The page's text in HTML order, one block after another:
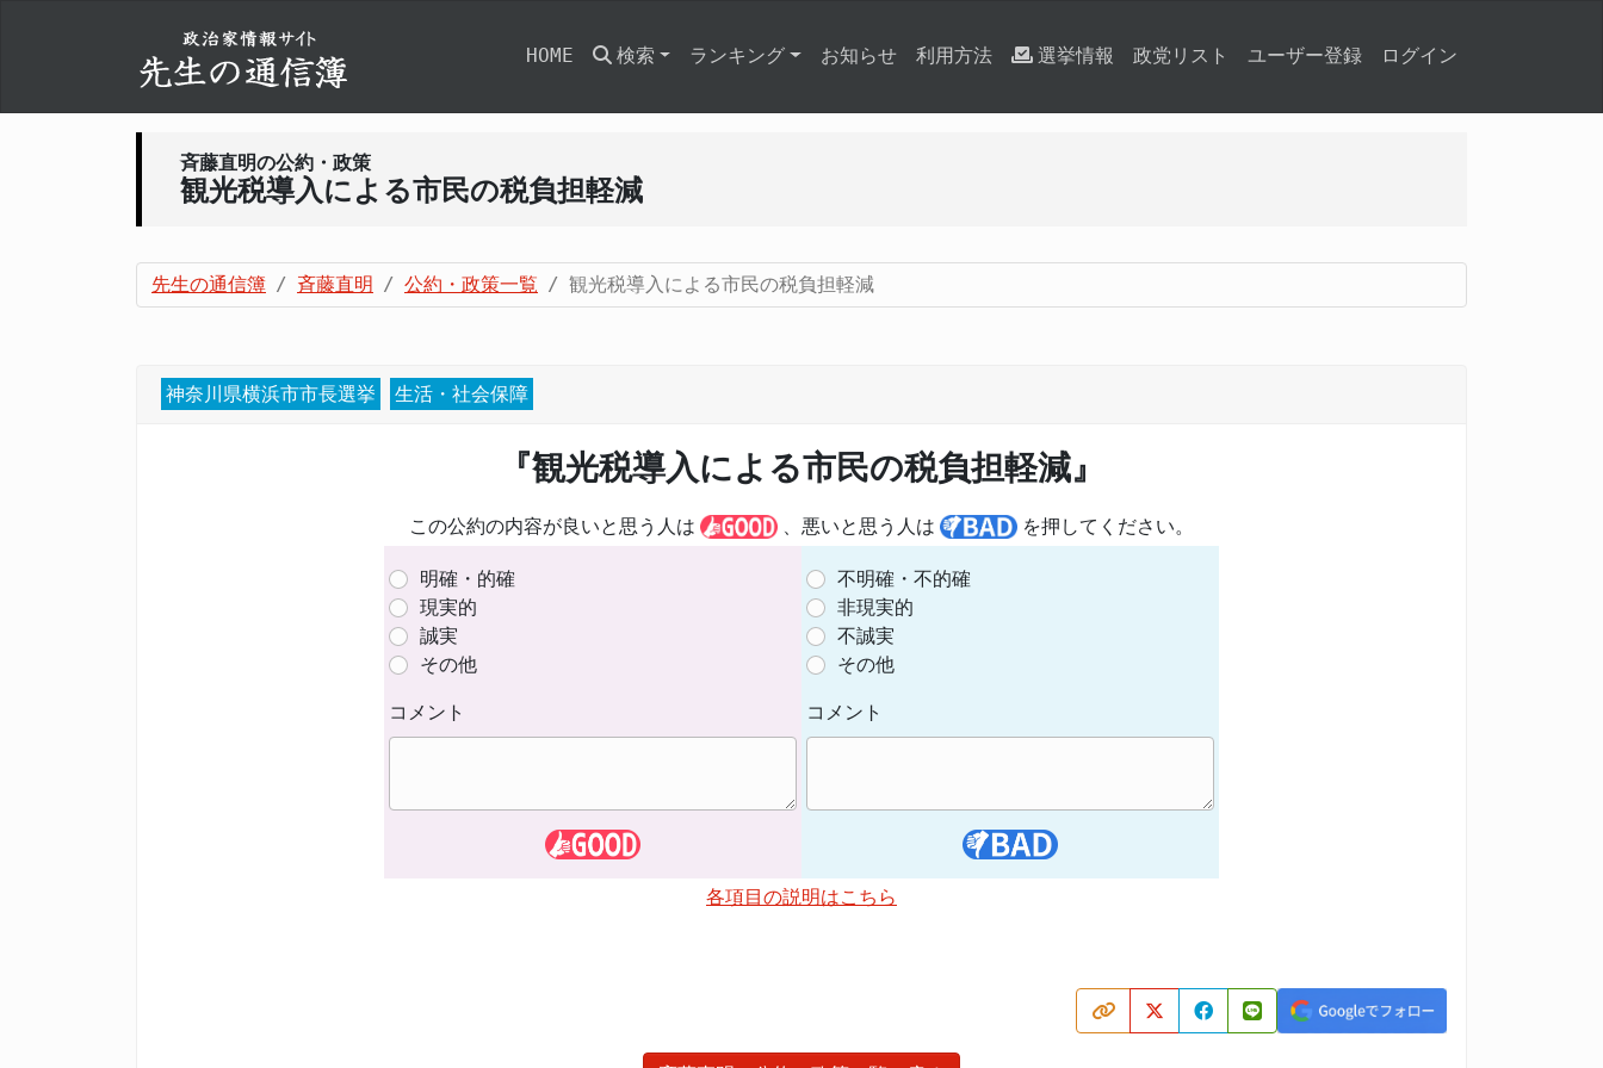
HOME 検索 ランキング お知らせ 利用方法 選挙情報 政党リスト ユーザー登録 ログイン
斉藤直明の公約・政策
観光税導入による市民の税負担軽減
先生の通信簿 斉藤直明 公約・政策一覧 観光税導入による市民の税負担軽減
神奈川県横浜市市長選挙 生活・社会保障
『観光税導入による市民の税負担軽減』
この公約の内容が良いと思う人は 、悪いと思う人は を押してください。
明確・的確
現実的
誠実
その他
コメント
不明確・不的確
非現実的
不誠実
その他
コメント
各項目の説明はこちら